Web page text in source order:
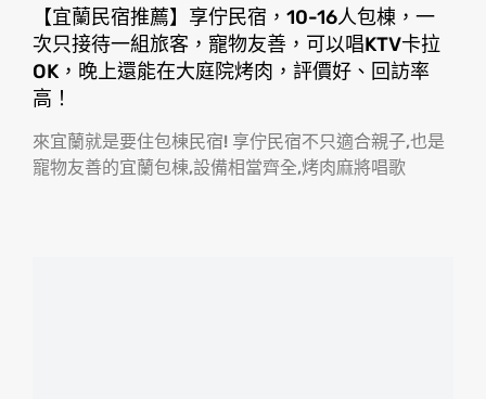
【宜蘭民宿推薦】享佇民宿，10-16人包棟，一
次只接待一組旅客，寵物友善，可以唱KTV卡拉
OK，晚上還能在大庭院烤肉，評價好、回訪率
高！
來宜蘭就是要住包棟民宿! 享佇民宿不只適合親子,也是
寵物友善的宜蘭包棟,設備相當齊全,烤肉麻將唱歌